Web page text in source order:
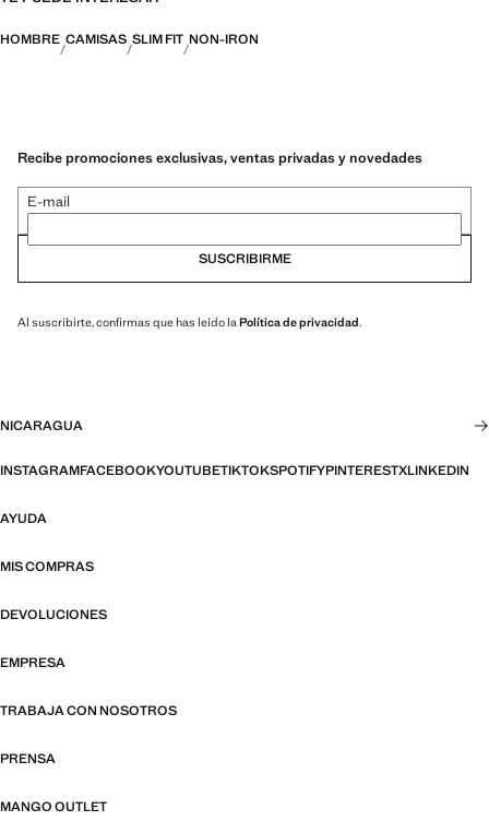
HOMBRE CAMISAS SLIM FIT NON-IRON
Recibe promociones exclusivas, ventas privadas y novedades
E-mail
SUSCRIBIRME
Al suscribirte, confirmas que has leído la Política de privacidad.
NICARAGUA
INSTAGRAMFACEBOOKYOUTUBETIKTOKSPOTIFYPINTERESTXLINKEDIN
AYUDA
MIS COMPRAS
DEVOLUCIONES
EMPRESA
TRABAJA CON NOSOTROS
PRENSA
MANGO OUTLET